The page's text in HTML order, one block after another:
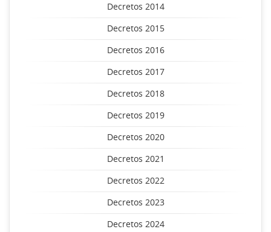
Decretos 2014
Decretos 2015
Decretos 2016
Decretos 2017
Decretos 2018
Decretos 2019
Decretos 2020
Decretos 2021
Decretos 2022
Decretos 2023
Decretos 2024